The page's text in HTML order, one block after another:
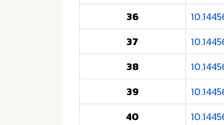
36
37
38
39
40